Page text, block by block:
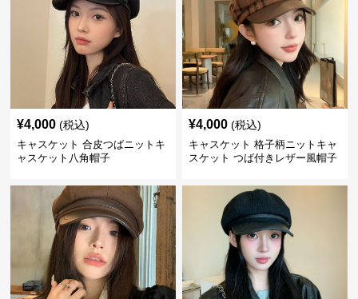
¥4,000 (税込)
キャスケット 合皮つばニットキ
ャスケット八角帽子
¥4,000 (税込)
キャスケット 格子柄ニットキャ
スケット つば付きレザー風帽子